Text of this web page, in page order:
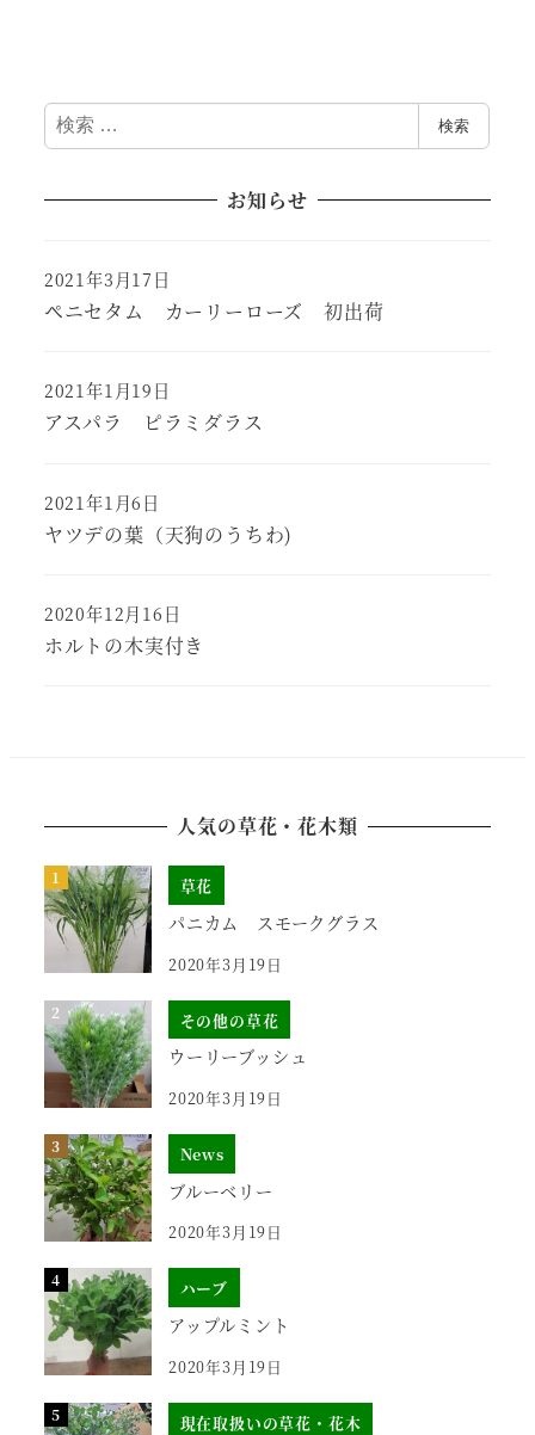
検
索
検索
お知らせ
ペニセタム カーリーローズ 初出荷
2021年3月17日
アスパラ ピラミダラス
2021年1月19日
ヤツデの葉（天狗のうちわ)
2021年1月6日
ホルトの木実付き
2020年12月16日
人気の草花・花木類
草花
パニカム スモークグラス
2020年3月19日
その他の草花
ウーリーブッシュ
2020年3月19日
News
ブルーベリー
2020年3月19日
ハーブ
アップルミント
2020年3月19日
現在取扱いの草花・花木